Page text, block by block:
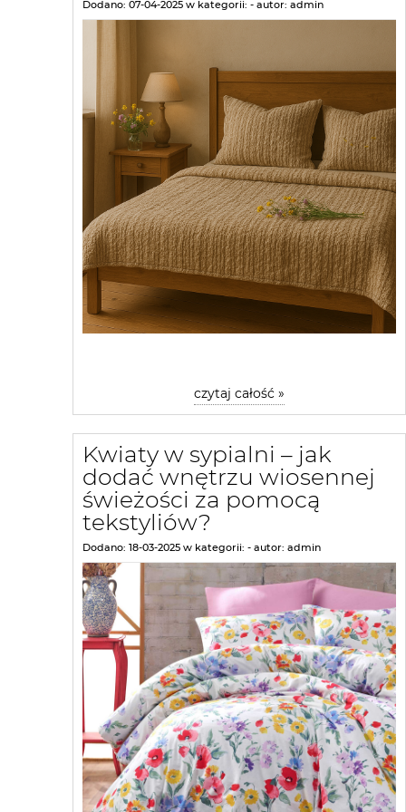
Dodano: 07-04-2025 w kategorii: - autor: admin
czytaj całość »
Kwiaty w sypialni – jak
dodać wnętrzu wiosennej
świeżości za pomocą
tekstyliów?
Dodano: 18-03-2025 w kategorii: - autor: admin